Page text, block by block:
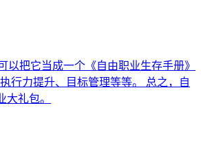
把它当成一个《自由职业生存手册》
行力提升、目标管理等等。 总之，自
礼包。